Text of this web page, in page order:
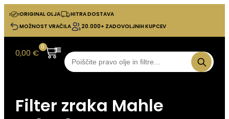
ORIGINAL OLJA
HITRA DOSTAVA
MOŽNOST VRAČILA
20.000+ ZADOVOLJNIH KUPCEV
0,00 €
0
Filter zraka Mahle